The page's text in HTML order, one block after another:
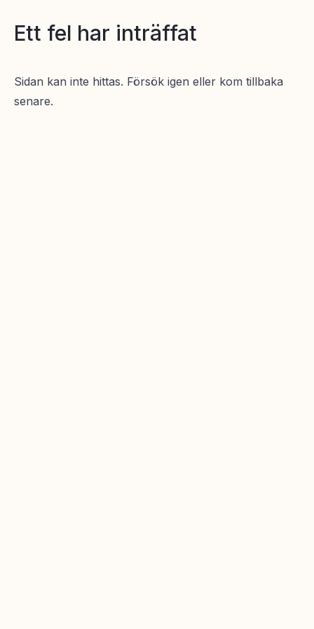
Ett fel har inträffat
Sidan kan inte hittas. Försök igen eller kom tillbaka
senare.